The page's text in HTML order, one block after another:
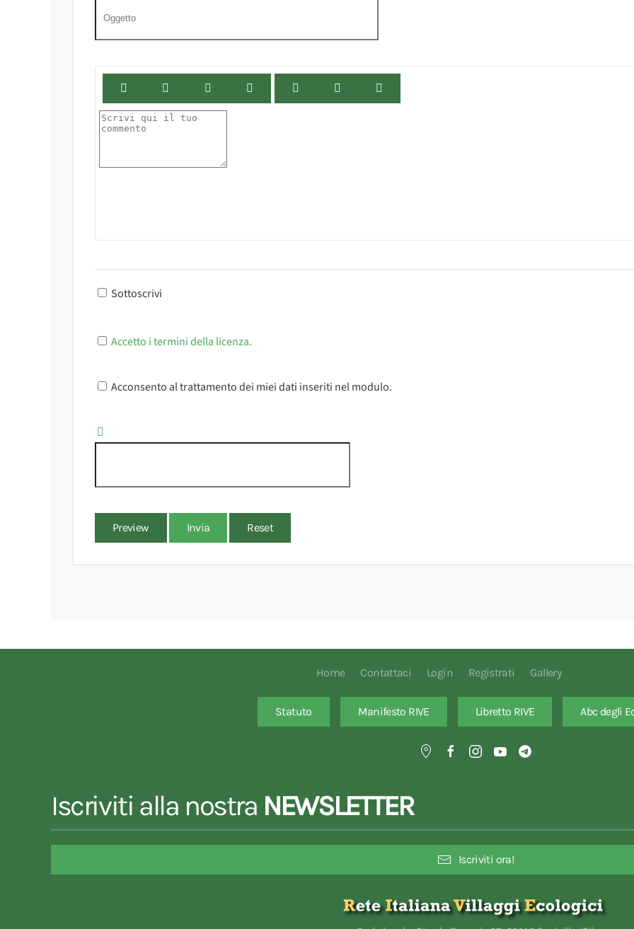
Sottoscrivi
Accetto i termini della licenza.
Acconsento al trattamento dei miei dati inseriti nel modulo.
Preview Invia Reset
Home Contattaci Login Registrati Gallery
Statuto Manifesto RIVE Libretto RIVE Abc degli
Iscriviti alla nostra NEWSLETTER
Iscriviti ora!